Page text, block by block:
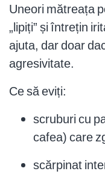
Uneori mătreața
„lipiți” și întrețin
ajuta, dar doar
agresivitate.
Ce să eviți:
scruburi cu
cafea) care
scărpinat